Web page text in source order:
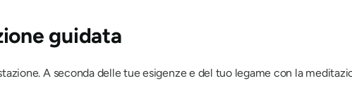
guidata
A seconda delle tue esigenze e del tuo legame con la